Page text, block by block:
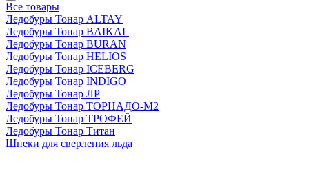
Все товары
Ледобуры Тонар ALTAY
Ледобуры Тонар BAIKAL
Ледобуры Тонар BURAN
Ледобуры Тонар HELIOS
Ледобуры Тонар ICEBERG
Ледобуры Тонар INDIGO
Ледобуры Тонар ЛР
Ледобуры Тонар ТОРНАДО-М2
Ледобуры Тонар ТРОФЕЙ
Ледобуры Тонар Титан
Шнеки для сверления льда